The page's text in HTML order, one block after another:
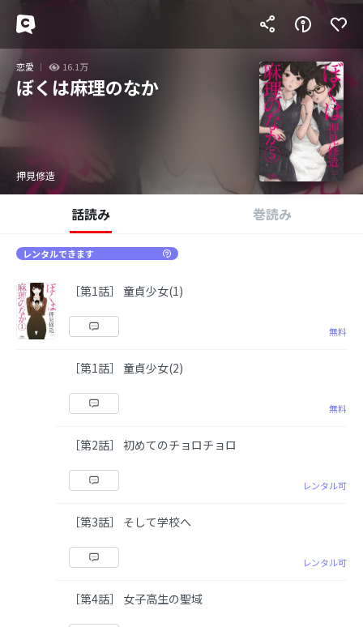
恋愛 16.1万
ぼくは麻理のなか
押見修造
話読み 巻読み
レンタルできます
［第1話］ 童貞少女(1)
無料
［第1話］ 童貞少女(2)
無料
［第2話］ 初めてのチョロチョロ
レンタル可
［第3話］ そして学校へ
レンタル可
［第4話］ 女子高生の聖域